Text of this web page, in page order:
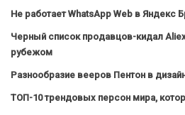
Не работает WhatsApp Web в Яндекс
Черный список продавцов-кидал
рубежом
Разнообразие вееров Пентон в
ТОП-10 трендовых персон мира,